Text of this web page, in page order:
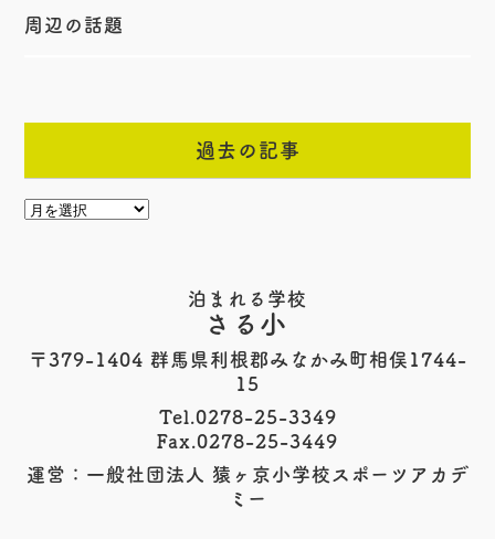
周辺の話題
過去の記事
泊まれる学校
さる小
〒379-1404 群馬県利根郡みなかみ町相俣1744-
15
Tel.0278-25-3349
Fax.0278-25-3449
運営：一般社団法人 猿ヶ京小学校スポーツアカデ
ミー